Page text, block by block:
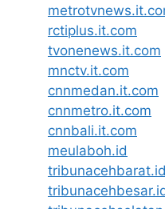
rctiplus.it.com
tvonenews.it.com
mnctv.it.com
cnnmedan.it.com
cnnmetro.it.com
cnnbali.it.com
meulaboh.id
tribunacehbarat.id